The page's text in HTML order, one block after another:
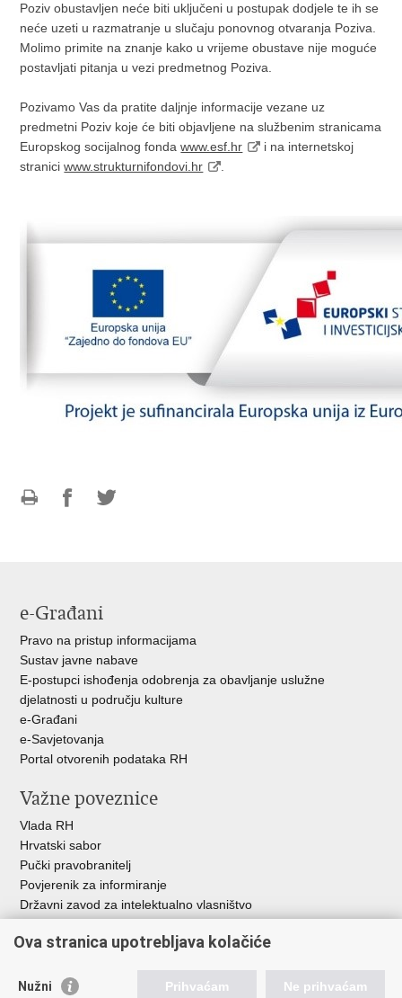
Poziv obustavljen neće biti uključeni u postupak dodjele te ih se
neće uzeti u razmatranje u slučaju ponovnog otvaranja Poziva.
Molimo primite na znanje kako u vrijeme obustave nije moguće
postavljati pitanja u vezi predmetnog Poziva.
Pozivamo Vas da pratite daljnje informacije vezane uz
predmetni Poziv koje će biti objavljene na službenim stranicama
Europskog socijalnog fondawww.esf.hr
i na internetskoj
straniciwww.strukturnifondovi.hr
e-Građani
Pravo na pristup informacijama
Sustav javne nabave
E-postupci ishođenja odobrenja za obavljanje uslužne
djelatnosti u području kulture
e-Građani
e-Savjetovanja
Portal otvorenih podataka RH
Važne poveznice
Vlada RH
Hrvatski sabor
Pučki pravobranitelj
Povjerenik za informiranje
Državni zavod za intelektualno vlasništvo
HAKOM
Ostale poveznice
Ova stranica upotrebljava kolačiće
Nužni Prihvaćam Ne prihvaćam